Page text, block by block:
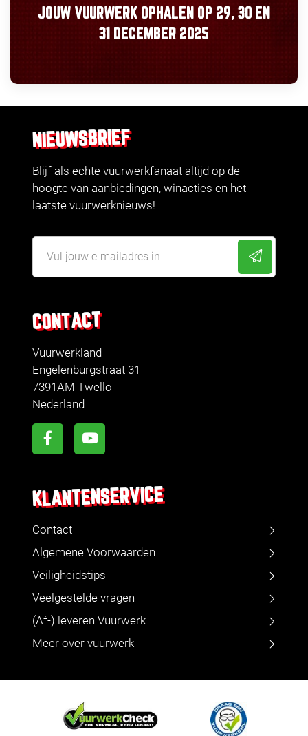
JOUW VUURWERK OPHALEN OP 29, 30 EN
31 DECEMBER 2025
CONTACT
Vuurwerkland
Engelenburgstraat 31
7391AM Twello
Nederland
KLANTENSERVICE
Contact
Algemene Voorwaarden
Veiligheidstips
Veelgestelde vragen
(Af-) leveren Vuurwerk
Meer over vuurwerk
NIEUWSBRIEF
Blijf als echte vuurwerkfanaat altijd op de
hoogte van aanbiedingen, winacties en het
laatste vuurwerknieuws!